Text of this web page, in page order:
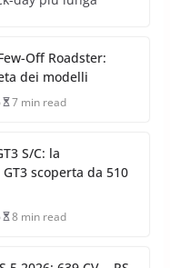
Off Roadster:
dei modelli
7 min read
S/C: la
scoperta da 510
8 min read